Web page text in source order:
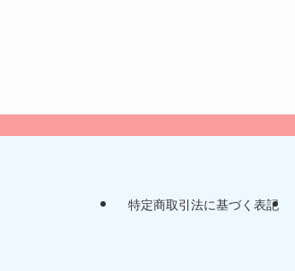
特定商取引法に基づく表記